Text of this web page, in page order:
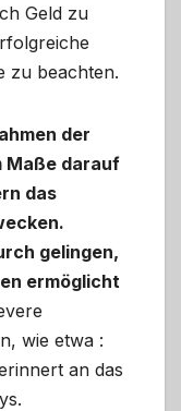
Geld zu
zu beachten.
der
Maße darauf
das
gelingen,
ermöglicht
wie etwa :
an das